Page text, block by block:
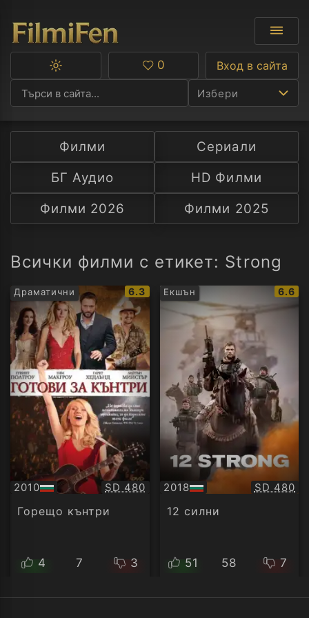
Избери
Ф
С
А
Превключване
тъмна
тема
Любими
0 Вход в сайта
Филми
Сериали
БГ Аудио
HD Филми
Филми 2026
Филми 2025
Всички филми с етикет: Strong
Драматични
IMDb
рейтинг:
6.3
2010
БГ
аудио
Качество:
SD 480
Горещо кънтри
4 7 3
Екшън
IMDb
6.6
2018
БГ
аудио
SD 480
12 силни
51 58 7